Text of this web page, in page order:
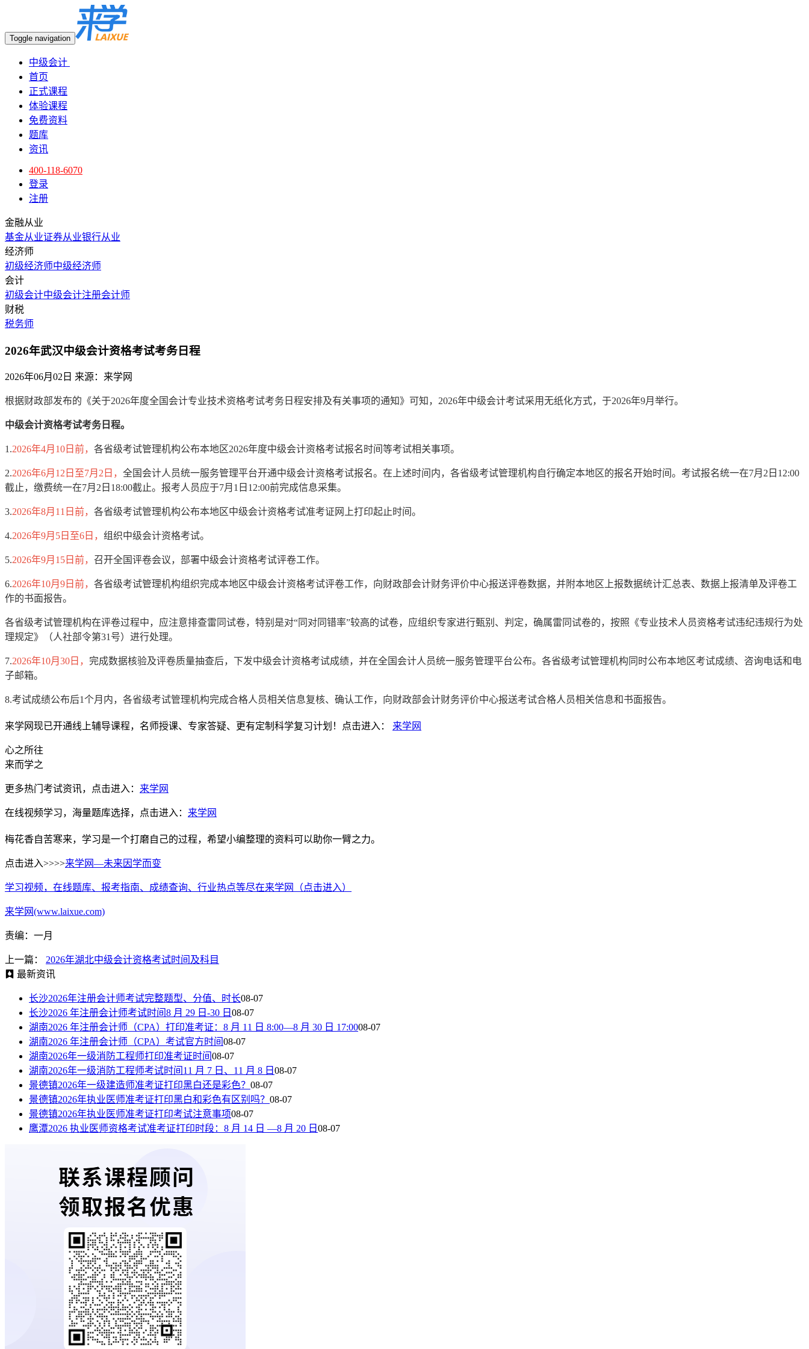
Toggle navigation
中级会计
首页
正式课程
体验课程
免费资料
题库
资讯
400-118-6070
登录
注册
金融从业
基金从业证券从业银行从业
经济师
初级经济师中级经济师
会计
初级会计中级会计注册会计师
财税
税务师
2026年武汉中级会计资格考试考务日程
2026年06月02日 来源：来学网
根据财政部发布的《关于2026年度全国会计专业技术资格考试考务日程安排及有关事项的通知》可知，2026年中级会计考试采用无纸化方式，于2026年9月举行。
中级会计资格考试考务日程。
1.2026年4月10日前， 各省级考试管理机构公布本地区2026年度中级会计资格考试报名时间等考试相关事项。
2.2026年6月12日至7月2日， 全国会计人员统一服务管理平台开通中级会计资格考试报名。在上述时间内，各省级考试管理机构自行确定本地区的报名开始时间。考试报名统一在7月2日12:00
截止，缴费统一在7月2日18:00截止。报考人员应于7月1日12:00前完成信息采集。
3.2026年8月11日前， 各省级考试管理机构公布本地区中级会计资格考试准考证网上打印起止时间。
4.2026年9月5日至6日， 组织中级会计资格考试。
5.2026年9月15日前， 召开全国评卷会议，部署中级会计资格考试评卷工作。
6.2026年10月9日前， 各省级考试管理机构组织完成本地区中级会计资格考试评卷工作，向财政部会计财务评价中心报送评卷数据，并附本地区上报数据统计汇总表、数据上报清单及评卷工
作的书面报告。
各省级考试管理机构在评卷过程中，应注意排查雷同试卷，特别是对“同对同错率”较高的试卷，应组织专家进行甄别、判定，确属雷同试卷的，按照《专业技术人员资格考试违纪违规行为处
理规定》（人社部令第31号）进行处理。
7.2026年10月30日， 完成数据核验及评卷质量抽查后，下发中级会计资格考试成绩，并在全国会计人员统一服务管理平台公布。各省级考试管理机构同时公布本地区考试成绩、咨询电话和电
子邮箱。
8.考试成绩公布后1个月内，各省级考试管理机构完成合格人员相关信息复核、确认工作，向财政部会计财务评价中心报送考试合格人员相关信息和书面报告。
来学网现已开通线上辅导课程，名师授课、专家答疑、更有定制科学复习计划！点击进入： 来学网
心之所往
来而学之
更多热门考试资讯，点击进入： 来学网
在线视频学习，海量题库选择，点击进入： 来学网
梅花香自苦寒来，学习是一个打磨自己的过程，希望小编整理的资料可以助你一臂之力。
点击进入>>>>来学网—未来因学而变
学习视频，在线题库、报考指南、成绩查询、行业热点等尽在来学网（点击进入）
来学网(www.laixue.com)
责编：一月
上一篇：
2026年湖北中级会计资格考试时间及科目
最新资讯
长沙2026年注册会计师考试完整题型、分值、时长08-07
长沙2026 年注册会计师考试时间8 月 29 日-30 日 08-07
湖南2026 年注册会计师（CPA）打印准考证：8 月 11 日 8:00—8 月 30 日 17:0008-07
湖南2026 年注册会计师（CPA）考试官方时间08-07
湖南2026年一级消防工程师打印准考证时间08-07
湖南2026年一级消防工程师考试时间11 月 7 日、11 月 8 日 08-07
景德镇2026年一级建造师准考证打印黑白还是彩色？ 08-07
景德镇2026年执业医师准考证打印黑白和彩色有区别吗？ 08-07
景德镇2026年执业医师准考证打印考试注意事项08-07
鹰潭2026 执业医师资格考试准考证打印时段：8 月 14 日 —8 月 20 日 08-07